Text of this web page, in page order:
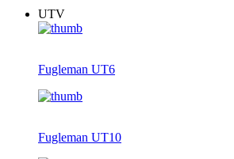
UTV
Fugleman UT6
Fugleman UT10